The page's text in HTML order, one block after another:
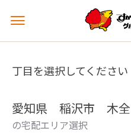
メ
ュ
を
丁目を選択してください
愛知県 稲沢市 木全
の宅配エリア選択